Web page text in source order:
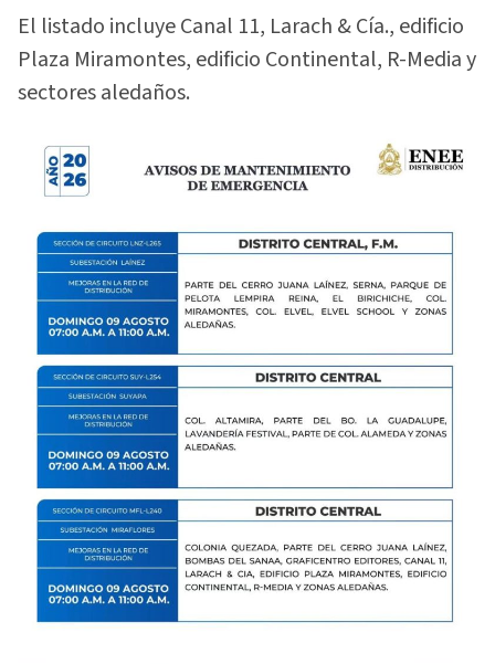
El listado incluye Canal 11, Larach & Cía., edificio
Plaza Miramontes, edificio Continental, R-Media y
sectores aledaños.